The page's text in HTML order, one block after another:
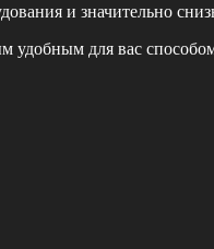
и значительно
удобным для вас